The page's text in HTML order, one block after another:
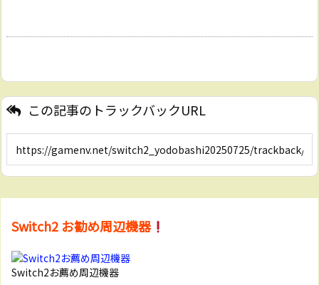
この記事のトラックバックURL
Switch2 お勧め周辺機器
Switch2お薦め周辺機器